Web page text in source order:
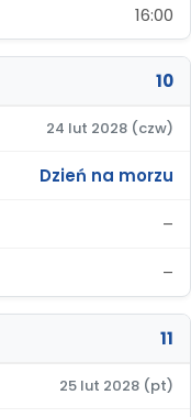
16:00
10
24 lut 2028 (czw)
Dzień na morzu
–
–
11
25 lut 2028 (pt)